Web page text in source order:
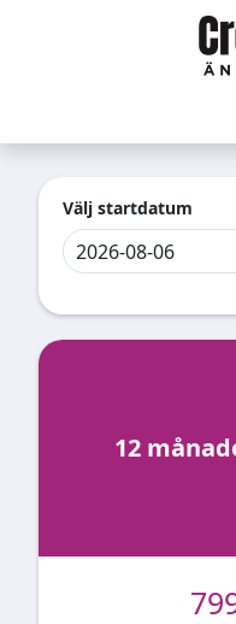
Välj startdatum
12